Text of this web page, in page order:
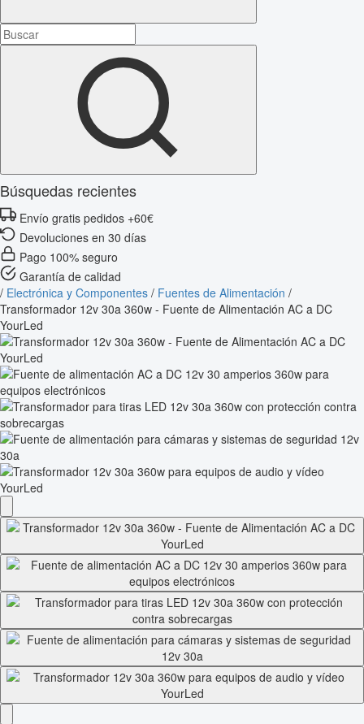
Búsquedas recientes
Envío gratis pedidos +60€
Devoluciones en 30 días
Pago 100% seguro
Garantía de calidad
/ Electrónica y Componentes / Fuentes de Alimentación /
Transformador 12v 30a 360w - Fuente de Alimentación AC a DC
YourLed